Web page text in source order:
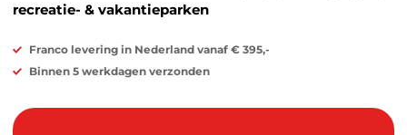
recreatie- & vakantieparken
Franco levering in Nederland vanaf € 395,-
Binnen 5 werkdagen verzonden